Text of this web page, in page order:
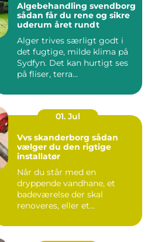
Algebehandling svendborg
sådan får du rene og sikre
uderum året rundt
Alger trives særligt godt i
det fugtige, milde klima på
Sydfyn. Det kan hurtigt ses
på fliser, terra...
01. Jul
Vvs skanderborg sådan
vælger du den rigtige
installatør
Når du står med en
dryppende vandhane, et
badeværelse der skal
renoveres, eller et